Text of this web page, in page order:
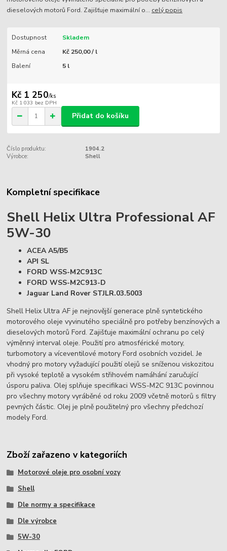
dieselových motorů Ford. Zajišťuje maximální o... celý popis
Dostupnost
Skladem
Měrná cena
Kč 250,00 / l
Balení
5 l
Kč 1 250/ks
Kč 1 033 bez DPH
Přidat do košíku
Číslo produktu:
1904.2
Výrobce:
Shell
Kompletní specifikace
Shell Helix Ultra Professional AF
5W-30
ACEA A5/B5
API SL
FORD WSS-M2C913C
FORD WSS-M2C913-D
Jaguar Land Rover STJLR.03.5003
Shell Helix Ultra AF je nejnovější generace plně syntetického
motorového oleje vyvinutého speciálně pro potřeby benzínových a
dieselových motorů Ford. Zajišťuje maximální ochranu po celý
výměnný interval oleje. Použití pro atmosférické motory,
turbomotory a víceventilové motory Ford osobních vozidel. Je
vhodný pro motory vyžadující použití olejů se sníženou viskozitou
při vysoké teplotě a vysokém střihovém namáhání zaručující
úsporu paliva. Olej splňuje specifikaci WSS-M2C 913C povinnou
pro všechny motory vyráběné od roku 2009 včetně motorů s filtry
pevných částic. Olej je plně použitelný pro všechny předchozí
modely Ford.
Zboží zařazeno v kategoriích
Motorové oleje pro osobní vozy
Shell
Dle normy a specifikace
Dle výrobce
5W-30